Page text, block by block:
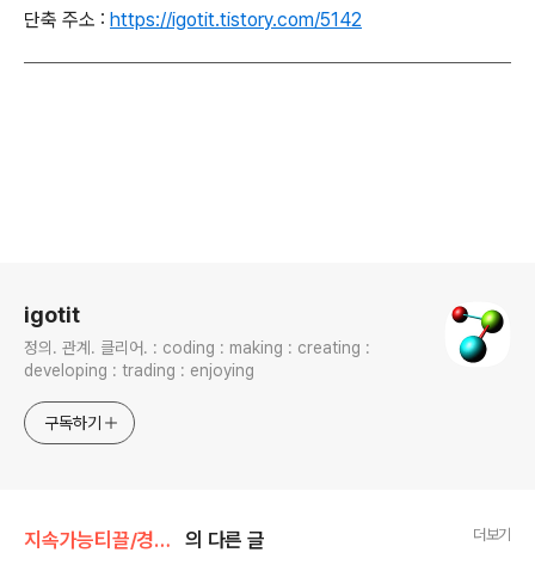
단축 주소 : https://igotit.tistory.com/5142
igotit
정의. 관계. 클리어. : coding : making : creating :
developing : trading : enjoying
구독하기
지속가능티끌/경제.규제.규정. 의 다른 글 더보기